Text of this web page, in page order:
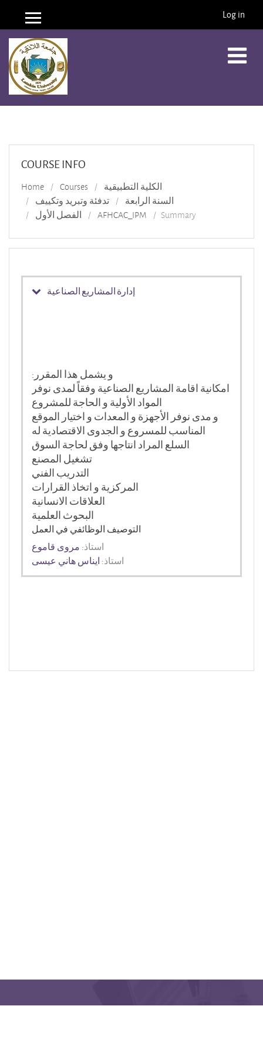
Skip to main content
Side panel Log in
COURSE INFO
Home Courses
الكلية التطبيقية
تدفئة وتبريد وتكييف
السنة الرابعة
الفصل الأول
AFHCAC_IPM Summary
إدارة المشاريع الصناعية
و يشمل هذا المقرر:
امكانية اقامة المشاريع الصناعية وفقاً لمدى نوفر
المواد الأولية و الحاجة للمشروع
و مدى نوفر الأجهزة و المعدات و اختيار الموقع
المناسب للمسروع و الجدوى الاقتصادية له
السلع المراد انتاجها وفق لحاجة السوق
تشغيل المصنع
التدريب الفني
المركزية و اتخاذ القرارات
العلاقات الانسانية
البحوث العلمية
التوصيف الوظائفي في العمل
استاذ: مروى قاموع
استاذ: ايناس هاني عيسى